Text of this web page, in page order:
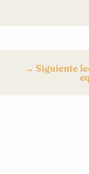
→ Siguiente